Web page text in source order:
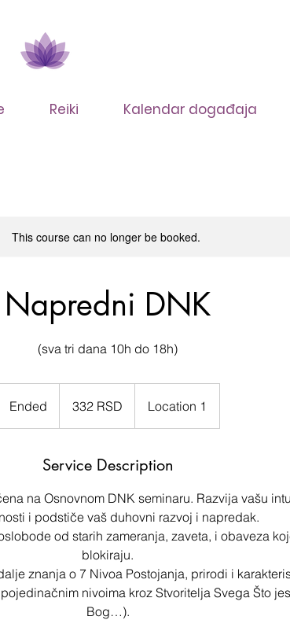
Reiki Kalendar događaja
This course can no longer be booked.
Napredni DNK
(sva tri dana 10h do 18h)
Ended
n
e
динара
332 RSD Location 1
Service Description
na Osnovnom DNK seminaru. Razvija vašu
i podstiče vaš duhovni razvoj i napredak.
od starih zameranja, zaveta, i obaveza
blokiraju.
znanja o 7 Nivoa Postojanja, prirodi i
nivoima kroz Stvoritelja Svega Što
Bog…).